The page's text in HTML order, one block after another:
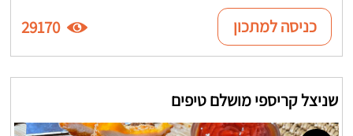
כניסה למתכון 29170
שניצל קריספי מושלם טיפים